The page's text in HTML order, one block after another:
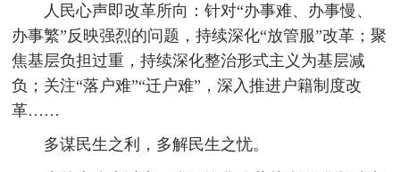
人民心声即改革所向：针对“办事难、办事慢、
办事繁”反映强烈的问题，持续深化“放管服”改革；聚
焦基层负担过重，持续深化整治形式主义为基层减
负；关注“落户难”“迁户难”，深入推进户籍制度改
革……
多谋民生之利，多解民生之忧。